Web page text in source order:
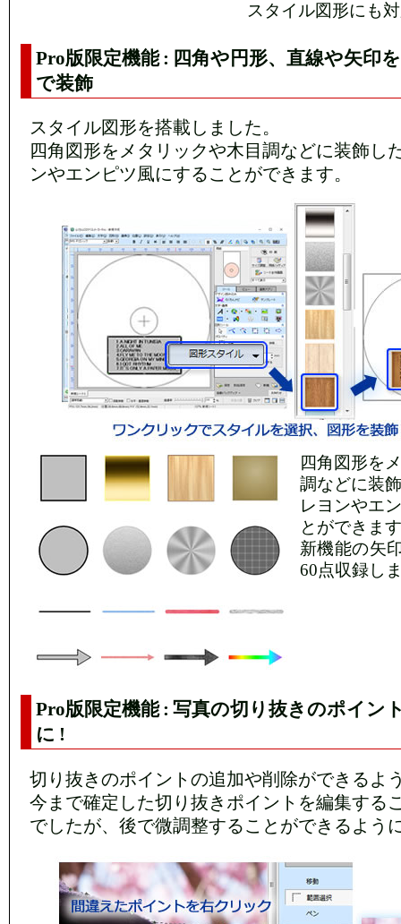
スタイル図形にも
Pro版限定機能 : 四角や円形、直線や矢印
で装飾
スタイル図形を搭載しました。
四角図形をメタリックや木目調などに装飾し
ンやエンピツ風にすることができます。
四角図形を
調などに装
レヨンやエ
とができま
新機能の矢
60点収録し
Pro版限定機能 : 写真の切り抜きのポイン
に !
切り抜きのポイントの追加や削除ができるよ
今まで確定した切り抜きポイントを編集する
でしたが、後で微調整することができるよう